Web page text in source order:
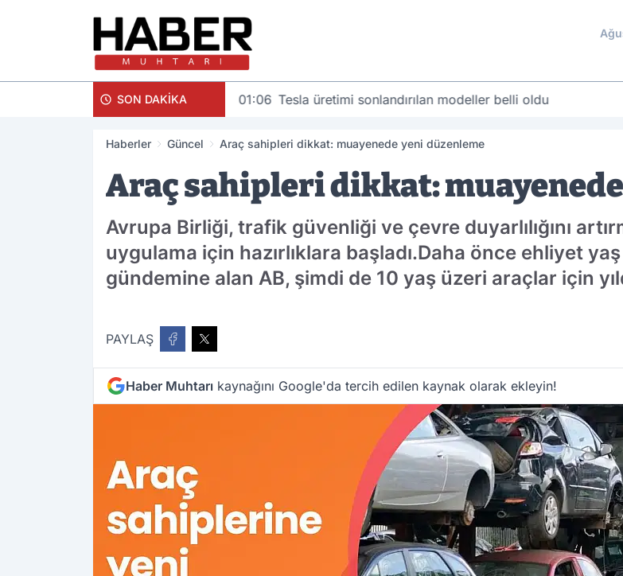
SON DAKİKA 01:06 Tesla üretimi sonlandırılan modeller belli oldu
Haberler Güncel Araç sahipleri dikkat: muayenede yeni düzenleme
Araç sahipleri dikkat:
Avrupa Birliği, trafik güvenliği ve çevre duyarlılığını
uygulama için hazırlıklara başladı.Daha önce ehliyet
gündemine alan AB, şimdi de 10 yaş üzeri araçlar için
PAYLAŞ
Haber Muhtarı kaynağını Google'da tercih edilen kaynak olarak ekleyin!